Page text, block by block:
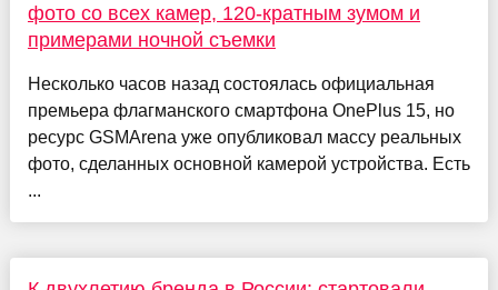
фото со всех камер, 120-кратным зумом и
примерами ночной съемки
Несколько часов назад состоялась официальная
премьера флагманского смартфона OnePlus 15, но
ресурс GSMArena уже опубликовал массу реальных
фото, сделанных основной камерой устройства. Есть
...